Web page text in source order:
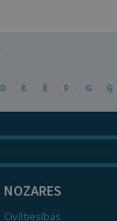
D E Ē F G Ģ
NOZARES
Civiltiesības